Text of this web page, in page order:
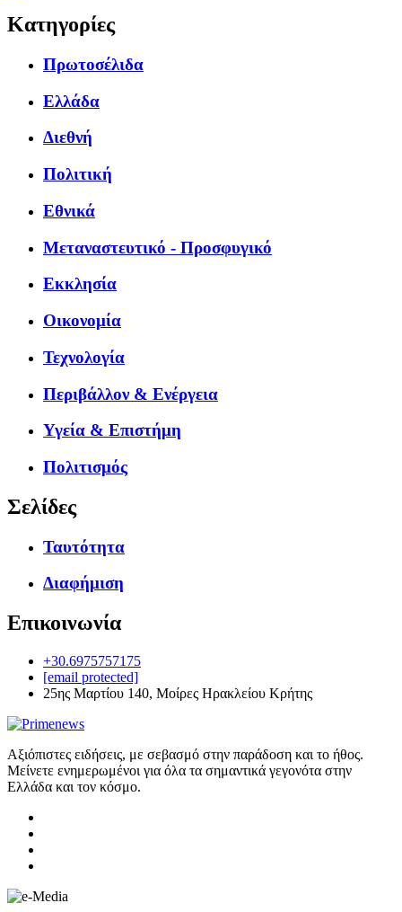
Κατηγορίες
Πρωτοσέλιδα
Ελλάδα
Διεθνή
Πολιτική
Εθνικά
Μεταναστευτικό - Προσφυγικό
Εκκλησία
Οικονομία
Τεχνολογία
Περιβάλλον & Ενέργεια
Υγεία & Επιστήμη
Πολιτισμός
Σελίδες
Ταυτότητα
Διαφήμιση
Επικοινωνία
+30.6975757175
[email protected]
25ης Μαρτίου 140, Μοίρες Ηρακλείου Κρήτης
Αξιόπιστες ειδήσεις, με σεβασμό στην παράδοση και το ήθος.
Μείνετε ενημερωμένοι για όλα τα σημαντικά γεγονότα στην
Ελλάδα και τον κόσμο.